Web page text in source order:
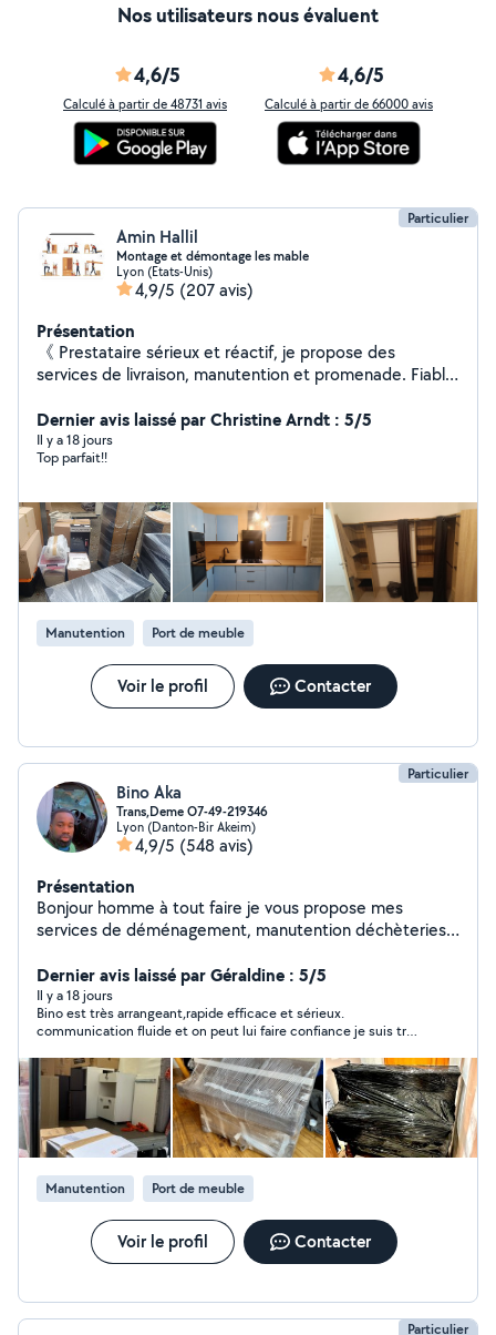
Nos utilisateurs nous évaluent
4,6/5
Calculé à partir de 48731 avis
4,6/5
Calculé à partir de 66000 avis
Particulier
Amin Hallil
Montage et démontage les mable
Lyon (Etats-Unis)
4,9/5 (207 avis)
Présentation
《 Prestataire sérieux et réactif, je propose des
services de livraison, manutention et promenade. Fiable,
des tarifs accessibles disponible 7jr/7jr .》
Dernier avis laissé par Christine Arndt : 5/5
Il y a 18 jours
Top parfait!!
Manutention Port de meuble
Voir le profil Contacter
Particulier
Bino Aka
Trans,Deme O7-49-219346
Lyon (Danton-Bir Akeim)
4,9/5 (548 avis)
Présentation
Bonjour homme à tout faire je vous propose mes
services de déménagement, manutention déchèteries.
téléphone ( SMS ou appel ) Via mon numéro téléphone
affiché sur mon profil je suis disponible à tout moment.
Au plaisir. PS ; ATTENTION étant une personne polie et
courtois avec tous les voisins. les personnes qui
mettent des mauvais avis à 1-2-3-4 sans raisons, sans
fondement sans prestation qui diminuent ( les
pourcentages de mes nombreux bons avis) juste pour
déverser leurs haines et frustrations ne seront pas
tolérés votre profil sera massivement signalée et bannit
de la plate-forme Allôvoisin pour comportement haineux
abusif et inapproprié vous êtes prévenus.
Dernier avis laissé par Géraldine : 5/5
Il y a 18 jours
Bino est très arrangeant,rapide efficace et sérieux.
communication fluide et on peut lui faire confiance je suis très
beaucoup
Manutention Port de meuble
Voir le profil Contacter
Particulier